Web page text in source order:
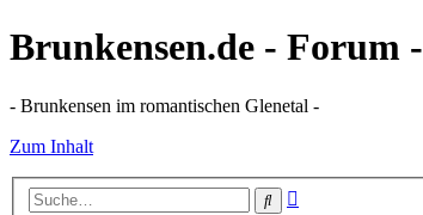
Brunkensen.de - Forum -
- Brunkensen im romantischen Glenetal -
Zum Inhalt
Suche